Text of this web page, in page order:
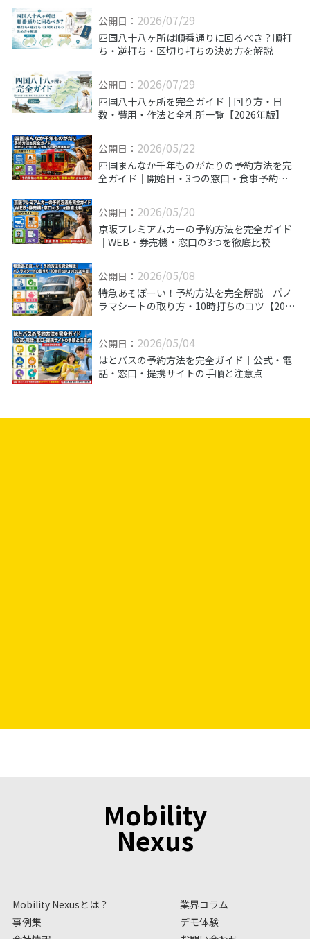
公開日： 2026/07/29
四国八十八ヶ所は順番通りに回るべき？順打
ち・逆打ち・区切り打ちの決め方を解説
公開日： 2026/07/29
四国八十八ヶ所を完全ガイド｜回り方・日
数・費用・作法と全札所一覧【2026年版】
公開日： 2026/05/22
四国まんなか千年ものがたりの予約方法を完
全ガイド｜開始日・3つの窓口・食事予約まで
公開日： 2026/05/20
京阪プレミアムカーの予約方法を完全ガイド
｜WEB・券売機・窓口の3つを徹底比較
公開日： 2026/05/08
特急あそぼーい！予約方法を完全解説｜パノ
ラマシートの取り方・10時打ちのコツ【2026
公開日： 2026/05/04
はとバスの予約方法を完全ガイド｜公式・電
話・窓口・提携サイトの手順と注意点
Mobility
Nexus
Mobility Nexusとは？
業界コラム
事例集
デモ体験